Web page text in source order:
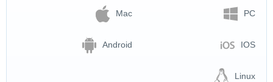
PC
Mac
IOS
Android
Linux